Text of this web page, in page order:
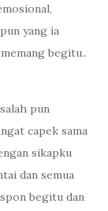
yang ia
begitu..
pun
capek sama
sikapku
dan semua
begitu dan